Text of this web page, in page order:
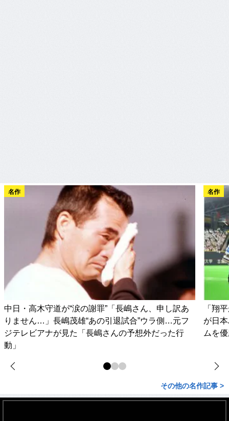
名作
中日・高木守道が“涙の謝罪”「長嶋さん、申し訳あ
りません…」長嶋茂雄“あの引退試合”ウラ側…元フ
ジテレビアナが見た「長嶋さんの予想外だった行
動」
名作
「翔
が日
ムを
その他の名作記事 >